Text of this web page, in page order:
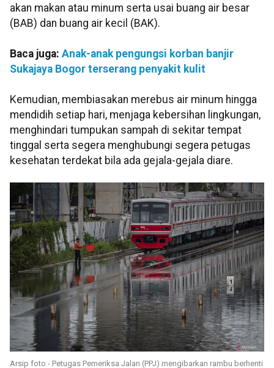
akan makan atau minum serta usai buang air besar
(BAB) dan buang air kecil (BAK).
Baca juga: Anak-anak pengungsi korban banjir
Sukajaya Bogor terserang penyakit kulit
Kemudian, membiasakan merebus air minum hingga
mendidih setiap hari, menjaga kebersihan lingkungan,
menghindari tumpukan sampah di sekitar tempat
tinggal serta segera menghubungi segera petugas
kesehatan terdekat bila ada gejala-gejala diare.
Arsip foto - Petugas Pemeriksa Jalan (PPJ) mengibarkan rambu berhenti